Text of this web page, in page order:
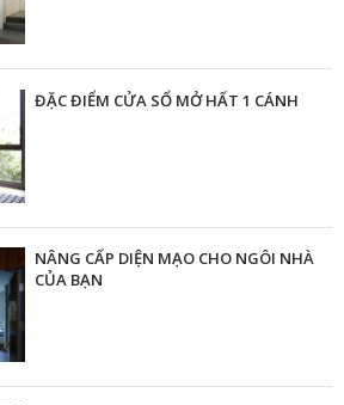
ĐẶC ĐIỂM CỬA SỔ MỞ HẤT 1 CÁNH
NÂNG CẤP DIỆN MẠO CHO NGÔI NHÀ
CỦA BẠN